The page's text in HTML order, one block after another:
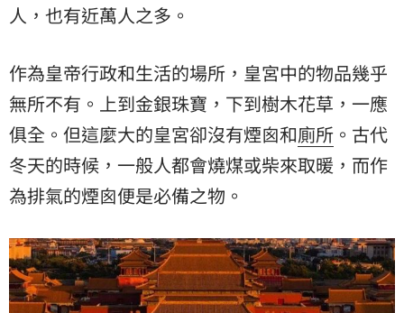
人，也有近萬人之多。
作為皇帝行政和生活的場所，皇宮中的物品幾乎
無所不有。上到金銀珠寶，下到樹木花草，一應
俱全。但這麼大的皇宮卻沒有煙囪和廁所 。古代
冬天的時候，一般人都會燒煤或柴來取暖，而作
為排氣的煙囪便是必備之物。